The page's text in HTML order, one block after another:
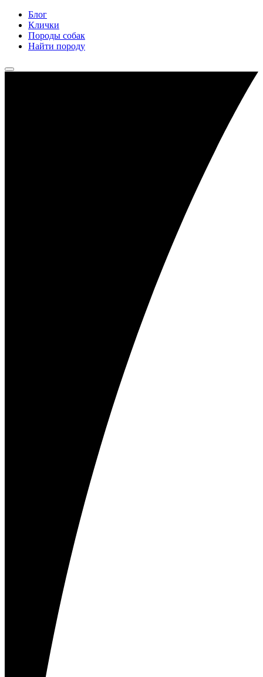
Блог
Клички
Породы собак
Найти породу